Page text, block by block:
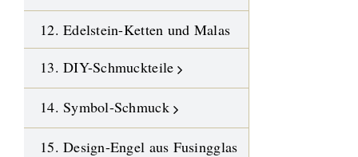
12. Edelstein-Ketten und Malas
13. DIY-Schmuckteile
14. Symbol-Schmuck
15. Design-Engel aus Fusingglas